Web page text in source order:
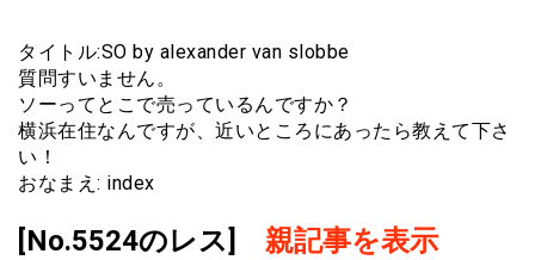
タイトル:SO by alexander van slobbe
質問すいません。
ソーってとこで売っているんですか？
横浜在住なんですが、近いところにあったら教えて下さ
い！
おなまえ: index
[No.5524のレス] 親記事を表示